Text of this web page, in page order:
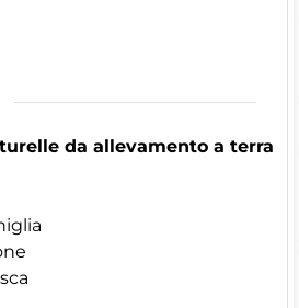
da allevamento a terra